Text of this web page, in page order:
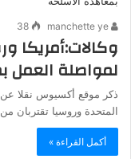
38
وكالات:أمريكا
لمواصلة العمل
ذكر موقع أكسيوس نقلا عن
المتحدة وروسيا تقتربان
أكمل القراءة »